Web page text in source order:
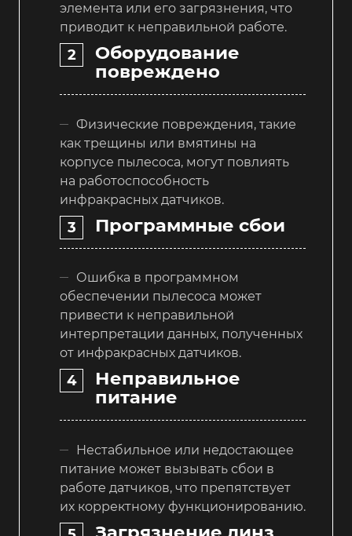
элемента или его загрязнения, что
приводит к неправильной работе.
Оборудование
повреждено
Физические повреждения, такие
как трещины или вмятины на
корпусе пылесоса, могут повлиять
на работоспособность
инфракрасных датчиков.
Программные сбои
Ошибка в программном
обеспечении пылесоса может
привести к неправильной
интерпретации данных, полученных
от инфракрасных датчиков.
Неправильное
питание
Нестабильное или недостающее
питание может вызывать сбои в
работе датчиков, что препятствует
их корректному функционированию.